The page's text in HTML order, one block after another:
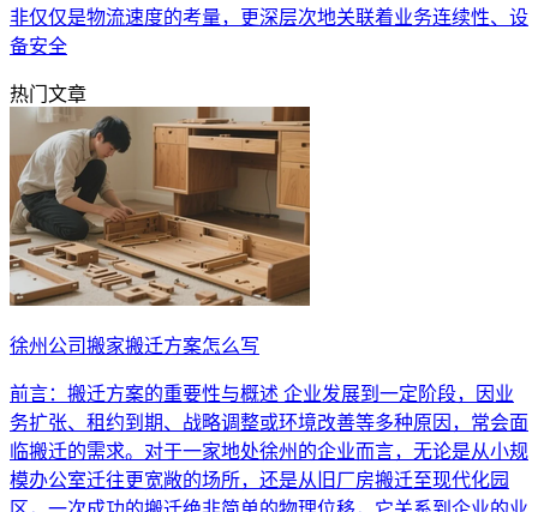
非仅仅是物流速度的考量，更深层次地关联着业务连续性、设
备安全
热门文章
徐州公司搬家搬迁方案怎么写
前言：搬迁方案的重要性与概述 企业发展到一定阶段，因业
务扩张、租约到期、战略调整或环境改善等多种原因，常会面
临搬迁的需求。对于一家地处徐州的企业而言，无论是从小规
模办公室迁往更宽敞的场所，还是从旧厂房搬迁至现代化园